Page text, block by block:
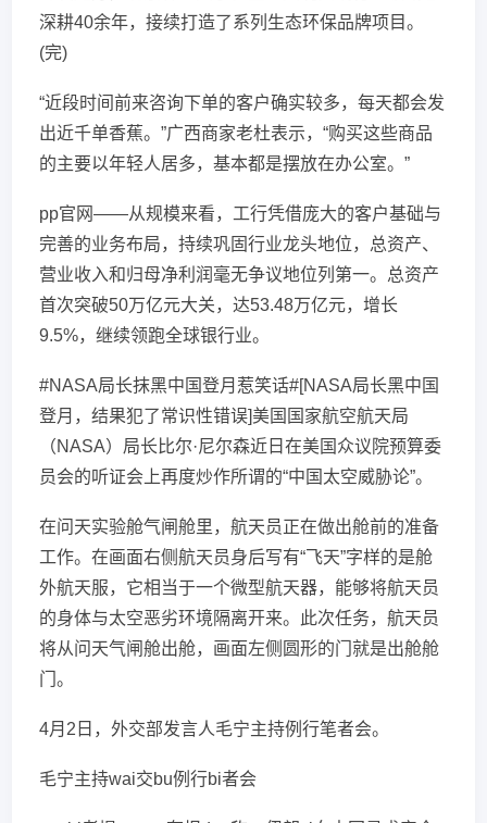
深耕40余年，接续打造了系列生态环保品牌项目。
(完)
“近段时间前来咨询下单的客户确实较多，每天都会发
出近千单香蕉。”广西商家老杜表示，“购买这些商品
的主要以年轻人居多，基本都是摆放在办公室。”
pp官网——从规模来看，工行凭借庞大的客户基础与
完善的业务布局，持续巩固行业龙头地位，总资产、
营业收入和归母净利润毫无争议地位列第一。总资产
首次突破50万亿元大关，达53.48万亿元，增长
9.5%，继续领跑全球银行业。
#NASA局长抹黑中国登月惹笑话#[NASA局长黑中国
登月，结果犯了常识性错误]美国国家航空航天局
（NASA）局长比尔·尼尔森近日在美国众议院预算委
员会的听证会上再度炒作所谓的“中国太空威胁论”。
在问天实验舱气闸舱里，航天员正在做出舱前的准备
工作。在画面右侧航天员身后写有“飞天”字样的是舱
外航天服，它相当于一个微型航天器，能够将航天员
的身体与太空恶劣环境隔离开来。此次任务，航天员
将从问天气闸舱出舱，画面左侧圆形的门就是出舱舱
门。
4月2日，外交部发言人毛宁主持例行笔者会。
毛宁主持wai交bu例行bi者会